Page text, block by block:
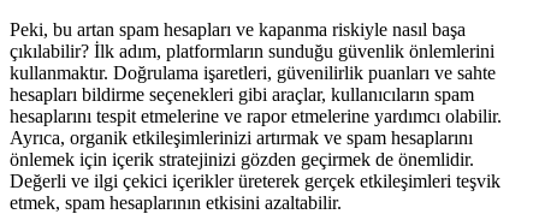
Peki, bu artan spam hesapları ve kapanma riskiyle nasıl başa
çıkılabilir? İlk adım, platformların sunduğu güvenlik önlemlerini
kullanmaktır. Doğrulama işaretleri, güvenilirlik puanları ve sahte
hesapları bildirme seçenekleri gibi araçlar, kullanıcıların spam
hesaplarını tespit etmelerine ve rapor etmelerine yardımcı olabilir.
Ayrıca, organik etkileşimlerinizi artırmak ve spam hesaplarını
önlemek için içerik stratejinizi gözden geçirmek de önemlidir.
Değerli ve ilgi çekici içerikler üreterek gerçek etkileşimleri teşvik
etmek, spam hesaplarının etkisini azaltabilir.